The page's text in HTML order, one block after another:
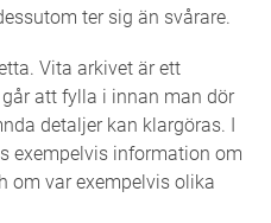
ter sig än svårare.
Vita arkivet är ett
att fylla i innan man dör
detaljer kan klargöras. I
exempelvis information om
om var exempelvis olika